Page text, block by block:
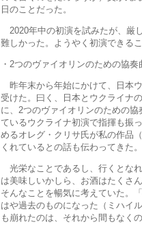
日のことだった。
2020年中の初演を試みたが、厳
難しかった。ようやく初演できる
・2つのヴァイオリンのための協奏
昨年末から年始にかけて、日本
受けた。曰く、日本とウクライナ
に、2つのヴァイオリンのための
ているウクライナ初演で指揮も振
めるオレグ・クリサ氏が私の作品
くれているとの話も伝わってきた。
光栄なことであるし、行くとな
は美味しいかしら、お酒はたくさ
そんなことを暢気に考えていた。
はや過去のものになった（ミハイ
も崩れたのは、それから間もなくの